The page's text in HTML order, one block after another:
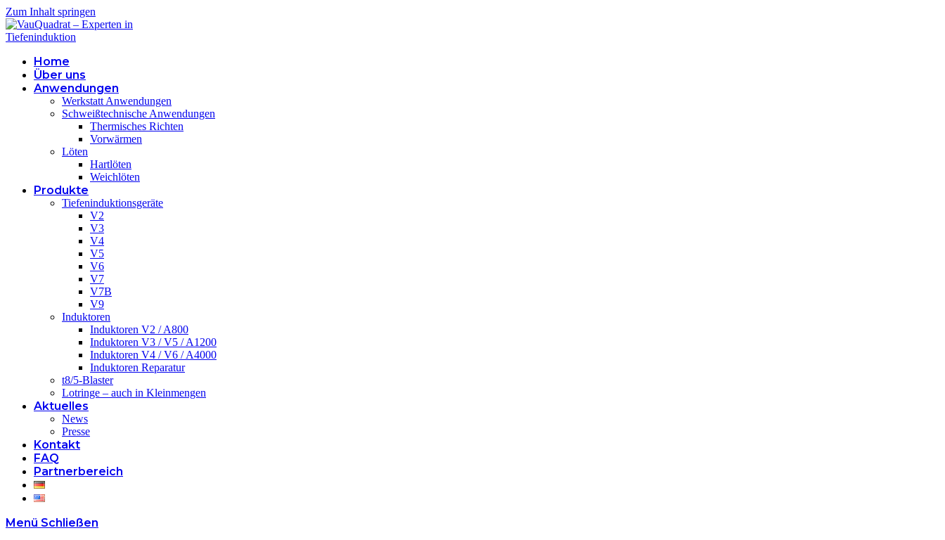
Zum Inhalt springen
Home
Über uns
Anwendungen
Werkstatt Anwendungen
Schweißtechnische Anwendungen
Thermisches Richten
Vorwärmen
Löten
Hartlöten
Weichlöten
Produkte
Tiefeninduktionsgeräte
V2
V3
V4
V5
V6
V7
V7B
V9
Induktoren
Induktoren V2 / A800
Induktoren V3 / V5 / A1200
Induktoren V4 / V6 / A4000
Induktoren Reparatur
t8/5-Blaster
Lotringe – auch in Kleinmengen
Aktuelles
News
Presse
Kontakt
FAQ
Partnerbereich
Menü Schließen